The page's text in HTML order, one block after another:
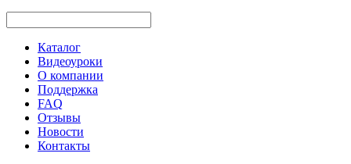
Каталог
Видеоуроки
О компании
Поддержка
FAQ
Отзывы
Новости
Контакты